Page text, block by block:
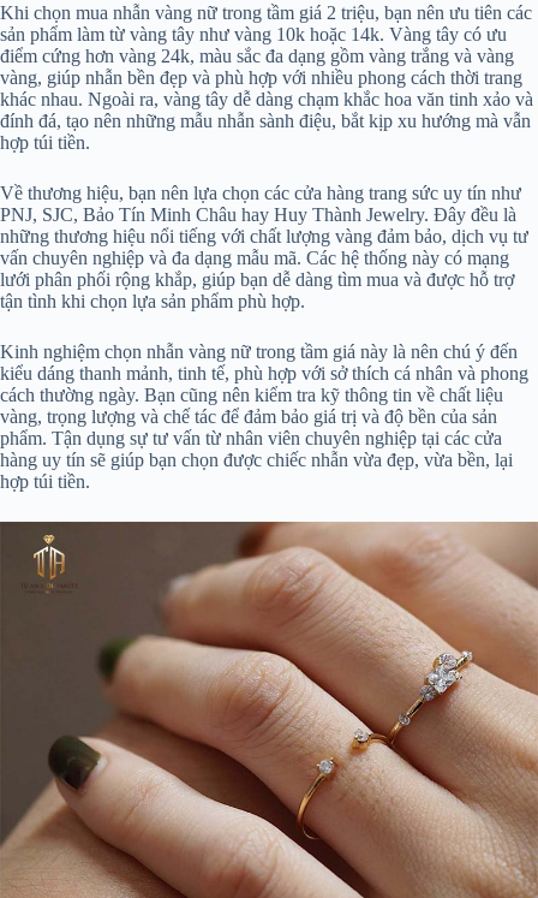
Khi chọn mua nhẫn vàng nữ trong tầm giá 2 triệu, bạn nên ưu tiên các
sản phẩm làm từ vàng tây như vàng 10k hoặc 14k. Vàng tây có ưu
điểm cứng hơn vàng 24k, màu sắc đa dạng gồm vàng trắng và vàng
vàng, giúp nhẫn bền đẹp và phù hợp với nhiều phong cách thời trang
khác nhau. Ngoài ra, vàng tây dễ dàng chạm khắc hoa văn tinh xảo và
đính đá, tạo nên những mẫu nhẫn sành điệu, bắt kịp xu hướng mà vẫn
hợp túi tiền.
Về thương hiệu, bạn nên lựa chọn các cửa hàng trang sức uy tín như
PNJ, SJC, Bảo Tín Minh Châu hay Huy Thành Jewelry. Đây đều là
những thương hiệu nổi tiếng với chất lượng vàng đảm bảo, dịch vụ tư
vấn chuyên nghiệp và đa dạng mẫu mã. Các hệ thống này có mạng
lưới phân phối rộng khắp, giúp bạn dễ dàng tìm mua và được hỗ trợ
tận tình khi chọn lựa sản phẩm phù hợp.
Kinh nghiệm chọn nhẫn vàng nữ trong tầm giá này là nên chú ý đến
kiểu dáng thanh mảnh, tinh tế, phù hợp với sở thích cá nhân và phong
cách thường ngày. Bạn cũng nên kiểm tra kỹ thông tin về chất liệu
vàng, trọng lượng và chế tác để đảm bảo giá trị và độ bền của sản
phẩm. Tận dụng sự tư vấn từ nhân viên chuyên nghiệp tại các cửa
hàng uy tín sẽ giúp bạn chọn được chiếc nhẫn vừa đẹp, vừa bền, lại
hợp túi tiền.